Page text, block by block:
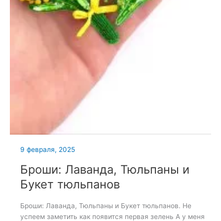
9 февраля, 2025
Броши: Лаванда, Тюльпаны и
Букет тюльпанов
Броши: Лаванда, Тюльпаны и Букет тюльпанов. Не
успеем заметить как появится первая зелень А у меня